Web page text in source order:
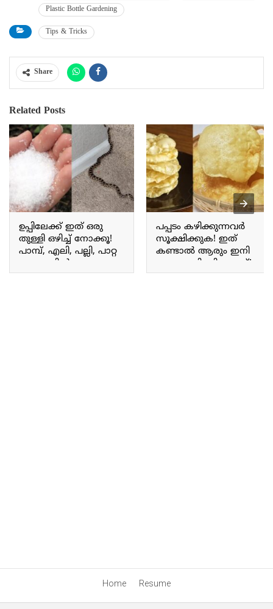
Plastic Bottle Gardening
Tips & Tricks
Share
Related Posts
ഉപ്പിലേക്ക് ഇത് ഒരു
തുള്ളി ഒഴിച്ച് നോക്കൂ!
പാമ്പ്, എലി, പല്ലി, പാറ്റ
ഒറ്റ നക്കിൽ തന്നെ
കൂട്ടത്തോടെ വീഴും;
പപ്പടം കഴിക്കുന്നവർ
സൂക്ഷിക്കുക! ഇത്
കണ്ടാൽ ആരും ഇനി
പപ്പടം കഴിക്കില്ല ഉറപ്പ്!
ഇനിയും അറിയാതെ
Home Resume